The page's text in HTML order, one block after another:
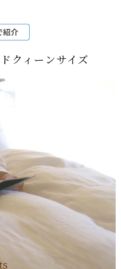
クィーンサイズ